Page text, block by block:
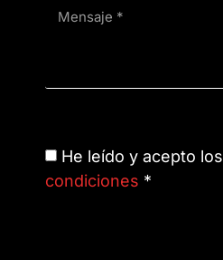
He leído y acepto los
condiciones *